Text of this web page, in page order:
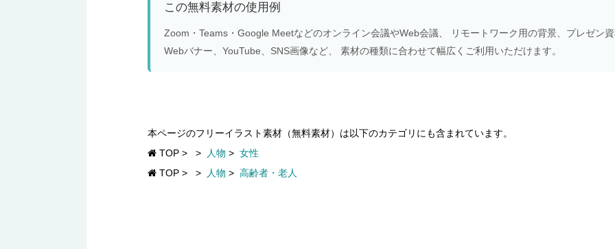
この無料素材の使用例
Zoom・Teams・Google Meetなどのオンライン会議やWeb会議、 リモートワーク用の背景、プレゼン
Webバナー、YouTube、SNS画像など、 素材の種類に合わせて幅広くご利用いただけます。
本ページのフリーイラスト素材（無料素材）は以下のカテゴリにも含まれています。
TOP > > 人物 > 女性
TOP > > 人物 > 高齢者・老人